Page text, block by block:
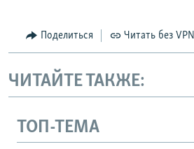
Поделиться Читать без VPN
ЧИТАЙТЕ ТАКЖЕ:
ТОП-ТЕМА